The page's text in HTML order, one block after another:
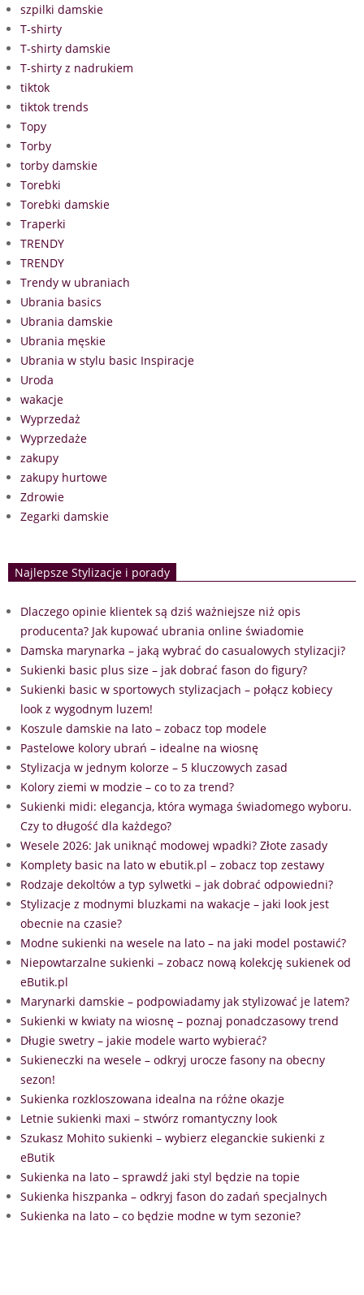
szpilki damskie
T-shirty
T-shirty damskie
T-shirty z nadrukiem
tiktok
tiktok trends
Topy
Torby
torby damskie
Torebki
Torebki damskie
Traperki
TRENDY
TRENDY
Trendy w ubraniach
Ubrania basics
Ubrania damskie
Ubrania męskie
Ubrania w stylu basic Inspiracje
Uroda
wakacje
Wyprzedaż
Wyprzedaże
zakupy
zakupy hurtowe
Zdrowie
Zegarki damskie
Najlepsze Stylizacje i porady
Dlaczego opinie klientek są dziś ważniejsze niż opis
producenta? Jak kupować ubrania online świadomie
Damska marynarka – jaką wybrać do casualowych stylizacji?
Sukienki basic plus size – jak dobrać fason do figury?
Sukienki basic w sportowych stylizacjach – połącz kobiecy
look z wygodnym luzem!
Koszule damskie na lato – zobacz top modele
Pastelowe kolory ubrań – idealne na wiosnę
Stylizacja w jednym kolorze – 5 kluczowych zasad
Kolory ziemi w modzie – co to za trend?
Sukienki midi: elegancja, która wymaga świadomego wyboru.
Czy to długość dla każdego?
Wesele 2026: Jak uniknąć modowej wpadki? Złote zasady
Komplety basic na lato w ebutik.pl – zobacz top zestawy
Rodzaje dekoltów a typ sylwetki – jak dobrać odpowiedni?
Stylizacje z modnymi bluzkami na wakacje – jaki look jest
obecnie na czasie?
Modne sukienki na wesele na lato – na jaki model postawić?
Niepowtarzalne sukienki – zobacz nową kolekcję sukienek od
eButik.pl
Marynarki damskie – podpowiadamy jak stylizować je latem?
Sukienki w kwiaty na wiosnę – poznaj ponadczasowy trend
Długie swetry – jakie modele warto wybierać?
Sukieneczki na wesele – odkryj urocze fasony na obecny
sezon!
Sukienka rozkloszowana idealna na różne okazje
Letnie sukienki maxi – stwórz romantyczny look
Szukasz Mohito sukienki – wybierz eleganckie sukienki z
eButik
Sukienka na lato – sprawdź jaki styl będzie na topie
Sukienka hiszpanka – odkryj fason do zadań specjalnych
Sukienka na lato – co będzie modne w tym sezonie?